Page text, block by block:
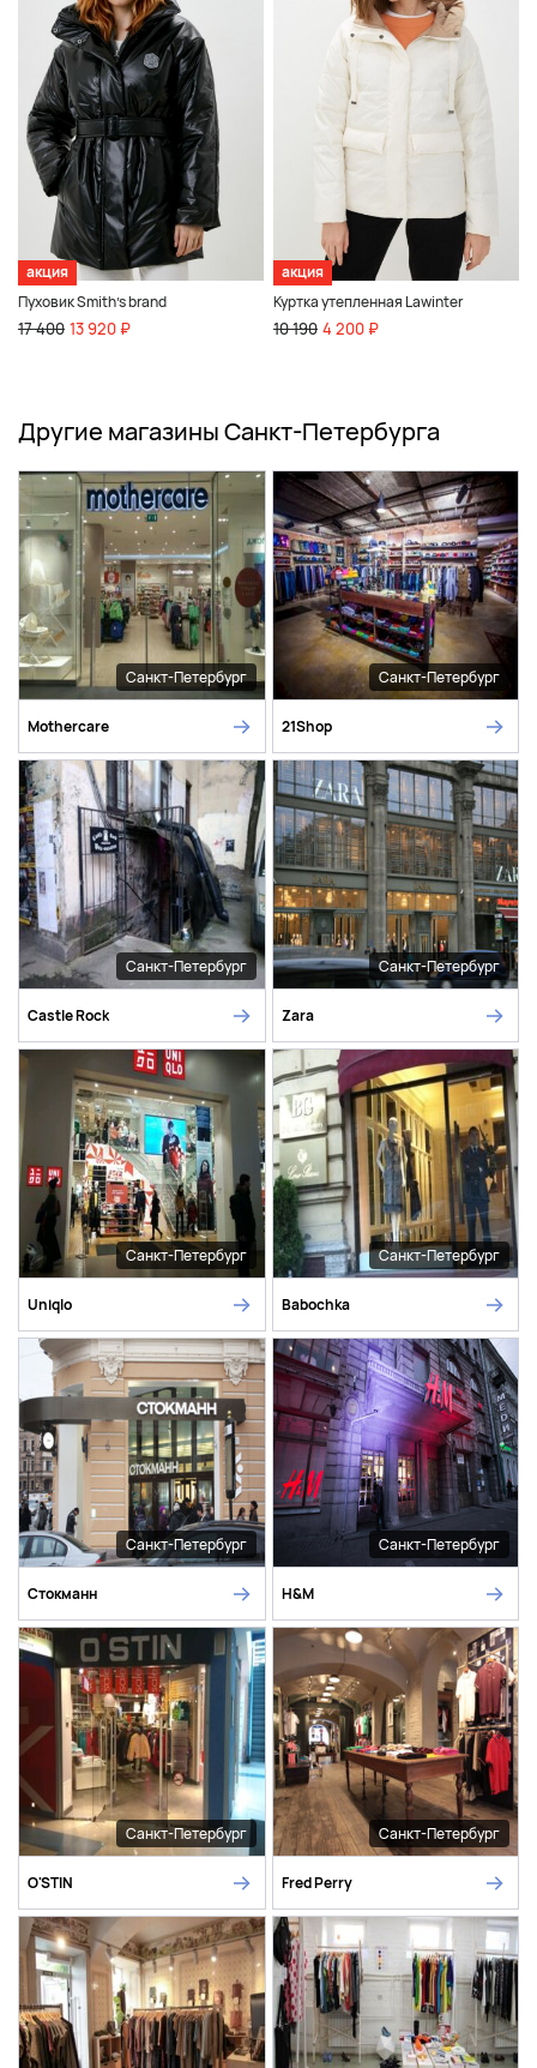
акция
Пуховик Smith's brand
17 400 13 920 ₽
акция
Куртка утепленная Lawinter
10 190 4 200 ₽
Другие магазины Санкт-Петербурга
Санкт-Петербург
Mothercare
Санкт-Петербург
21Shop
Санкт-Петербург
Castle Rock
Санкт-Петербург
Zara
Санкт-Петербург
Uniqlo
Санкт-Петербург
Babochka
Санкт-Петербург
Стокманн
Санкт-Петербург
H&M
Санкт-Петербург
O'STIN
Санкт-Петербург
Fred Perry